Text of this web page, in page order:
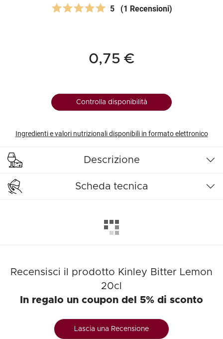
5 (1 Recensioni)
0,75 €
Controlla disponibilità
Ingredienti e valori nutrizionali disponibili in formato elettronico
Descrizione
Scheda tecnica
Recensisci il prodotto Kinley Bitter Lemon
20cl
In regalo un coupon del 5% di sconto
Lascia una Recensione